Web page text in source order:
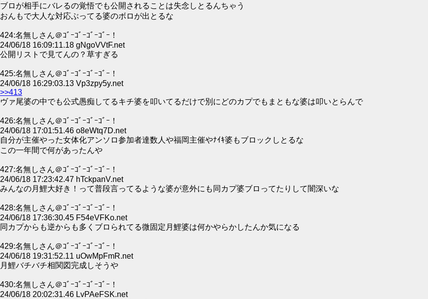
ブロが相手にバレるの覚悟でも公開されることは失念しとるんちゃう
おんもで大人な対応ぶってる婆のボロが出とるな
424:名無しさん＠ｺﾞｰｺﾞｰｺﾞｰｺﾞｰ！
24/06/18 16:09:11.18 gNgoVVtF.net
公開リストで見てんの？草すぎる
425:名無しさん＠ｺﾞｰｺﾞｰｺﾞｰｺﾞｰ！
24/06/18 16:29:03.13 Vp3zpy5y.net
>>413
ヴァ尾婆の中でも公式愚痴してるキチ婆を叩いてるだけで別にどのカプでもまともな婆は叩いとらんで
426:名無しさん＠ｺﾞｰｺﾞｰｺﾞｰｺﾞｰ！
24/06/18 17:01:51.46 o8eWtq7D.net
自分が主催やった女体化アンソロ参加者達数人や福岡主催やﾅｲｷ婆もブロックしとるな
この一年間で何があったんや
427:名無しさん＠ｺﾞｰｺﾞｰｺﾞｰｺﾞｰ！
24/06/18 17:23:42.47 hTckpanV.net
みんなの月鯉大好き！って普段言ってるような婆が意外にも同カプ婆ブロってたりして闇深いな
428:名無しさん＠ｺﾞｰｺﾞｰｺﾞｰｺﾞｰ！
24/06/18 17:36:30.45 F54eVFKo.net
同カプからも逆からも多くブロられてる微固定月鯉婆は何かやらかしたんか気になる
429:名無しさん＠ｺﾞｰｺﾞｰｺﾞｰｺﾞｰ！
24/06/18 19:31:52.11 uOwMpFmR.net
月鯉バチバチ相関図完成しそうや
430:名無しさん＠ｺﾞｰｺﾞｰｺﾞｰｺﾞｰ！
24/06/18 20:02:31.46 LvPAeFSK.net